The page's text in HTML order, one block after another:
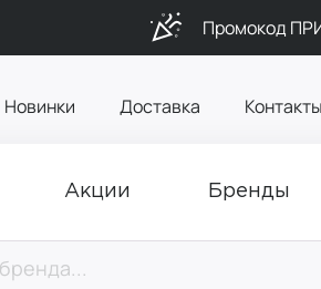
Промокод
Новинки Доставка Контакты
Акции Бренды